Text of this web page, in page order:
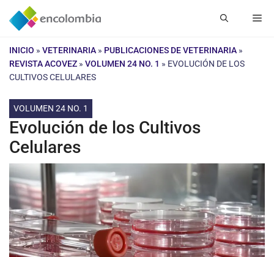
Saltar
INICIO » VETERINARIA » PUBLICACIONES DE VETERINARIA »
REVISTA ACOVEZ » VOLUMEN 24 NO. 1 » EVOLUCIÓN DE LOS
CULTIVOS CELULARES
VOLUMEN 24 NO. 1
Evolución de los Cultivos
Celulares